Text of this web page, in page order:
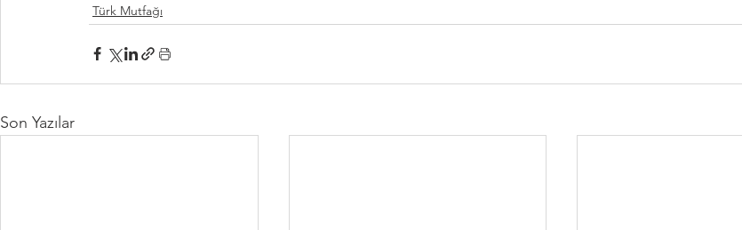
Türk Mutfağı
Son Yazılar